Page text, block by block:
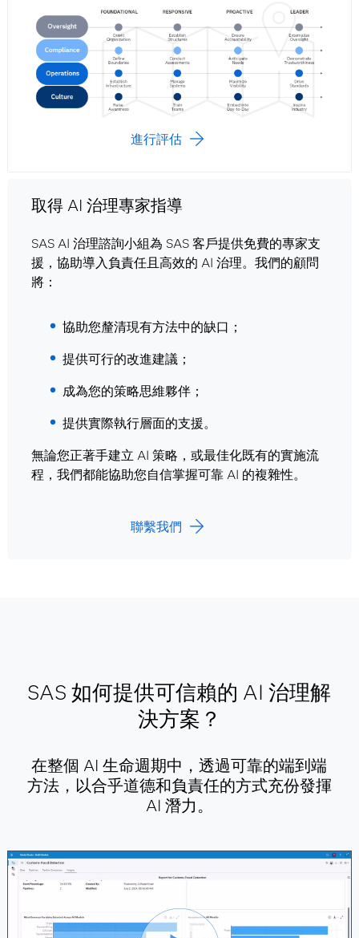
取得 AI 治理專家指導
SAS AI 治理諮詢小組為 SAS 客戶提供免費的專家支
援，協助導入負責任且高效的 AI 治理。我們的顧問
將：
協助您釐清現有方法中的缺口；
提供可行的改進建議；
成為您的策略思維夥伴；
提供實際執行層面的支援。
無論您正著手建立 AI 策略，或最佳化既有的實施流
程，我們都能協助您自信掌握可靠 AI 的複雜性。
聯繫我們
進行評估
SAS 如何提供可信賴的 AI 治理解
決方案？
在整個 AI 生命週期中，透過可靠的端到端
方法，以合乎道德和負責任的方式充份發揮
AI 潛力。